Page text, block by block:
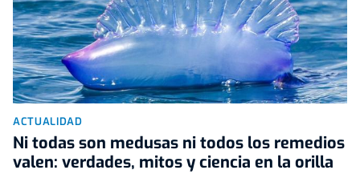
ACTUALIDAD
Ni todas son medusas ni todos los remedios
valen: verdades, mitos y ciencia en la orilla